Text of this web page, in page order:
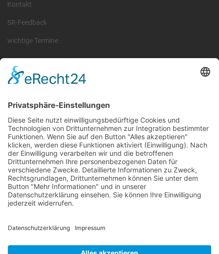
Kontakt
SR-Feedback
wichtige Termine
Information
Sachsen und Thüringen. Er ist als eingetragener Verein tätig und
gleichzeitig Veranstalter der Spiele der Regionalliga in
verschiedenen Ligen.
Die RLSO ist jetzt auch erreichbar unter der Adresse
Wir betreiben ...